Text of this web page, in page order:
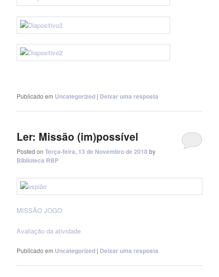
Publicado em Uncategorized | Deixar uma resposta
Ler: Missão (im)possível
Posted onTerça-feira, 13 de Novembro de 2018 by
Biblioteca RBP
MISSÃO JOGO
Avaliação da atividade
Publicado em Uncategorized | Deixar uma resposta